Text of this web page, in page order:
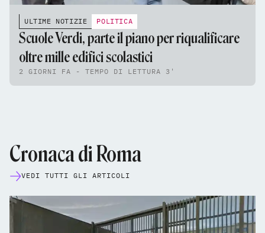
ULTIME NOTIZIE POLITICA
Scuole Verdi, parte il piano per riqualificare
oltre mille edifici scolastici
2 GIORNI FA - TEMPO DI LETTURA 3'
Cronaca di Roma
VEDI TUTTI GLI ARTICOLI